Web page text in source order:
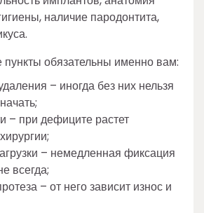
наличие пародонтита,
пункты обязательны именно вам:
– иногда без них нельзя
– при дефиците растет
– немедленная фиксация
всегда;
– от него зависит износ и